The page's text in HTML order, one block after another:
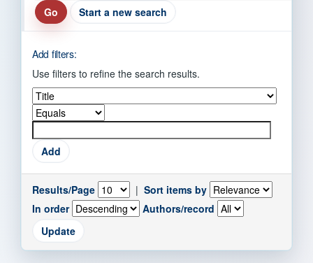
Start a new search
Add filters:
Use filters to refine the search results.
Results/Page | Sort items by
In order
Authors/record